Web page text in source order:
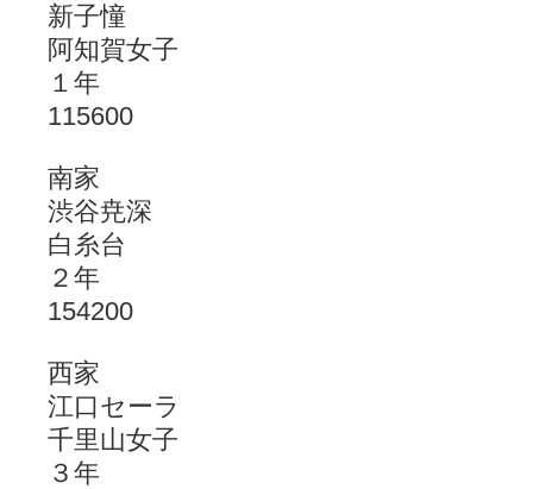
新子憧
阿知賀女子
１年
115600
南家
渋谷尭深
白糸台
２年
154200
西家
江口セーラ
千里山女子
３年